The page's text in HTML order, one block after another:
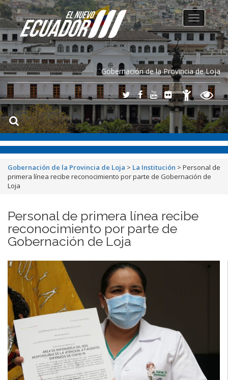
Gobernación de la Provincia de Loja
Toggle
navigation
Gobernación de la Provincia de Loja > La Institución > Personal de
primera línea recibe reconocimiento por parte de Gobernación de
Loja
Personal de primera línea recibe
reconocimiento por parte de
Gobernación de Loja